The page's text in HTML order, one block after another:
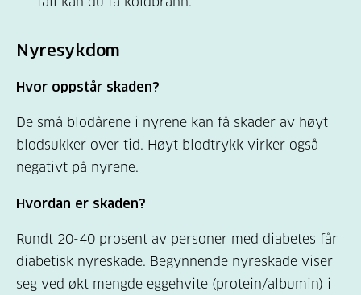
Nyresykdom
Hvor oppstår skaden?
De små blodårene i nyrene kan få skader av høyt
blodsukker over tid. Høyt blodtrykk virker også
negativt på nyrene.
Hvordan er skaden?
Rundt 20-40 prosent av personer med diabetes får
diabetisk nyreskade. Begynnende nyreskade viser
seg ved økt mengde eggehvite (protein/albumin) i